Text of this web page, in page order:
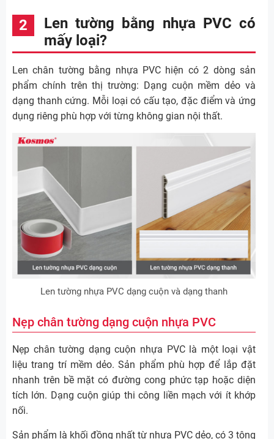
Len tường bằng nhựa PVC có
mấy loại?
Len chân tường bằng nhựa PVC hiện có 2 dòng sản
phẩm chính trên thị trường: Dạng cuộn mềm dẻo và
dạng thanh cứng. Mỗi loại có cấu tạo, đặc điểm và ứng
dụng riêng phù hợp với từng không gian nội thất.
Len tường nhựa PVC dạng cuộn và dạng thanh
Nẹp chân tường dạng cuộn nhựa PVC
Nẹp chân tường dạng cuộn nhựa PVC là một loại vật
liệu trang trí mềm dẻo. Sản phẩm phù hợp để lắp đặt
nhanh trên bề mặt có đường cong phức tạp hoặc diện
tích lớn. Dạng cuộn giúp thi công liền mạch với ít khớp
nối.
Sản phẩm là khối đồng nhất từ nhựa PVC dẻo, có 3 tông